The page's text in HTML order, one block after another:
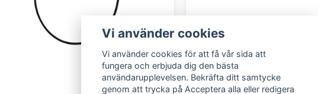
Växelvajer Ligier Nova, 162
Vi använder cookies
Vi använder cookies för att få vår sida att
fungera och erbjuda dig den bästa
användarupplevelsen. Bekräfta ditt samtycke
genom att trycka på Acceptera alla eller redigera